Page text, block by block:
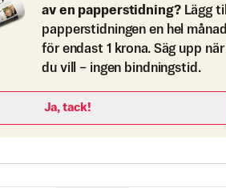
av en papperstidning? Lägg till
papperstidningen en hel månad
för endast 1 krona. Säg upp när
du vill – ingen bindningstid.
Ja, tack!